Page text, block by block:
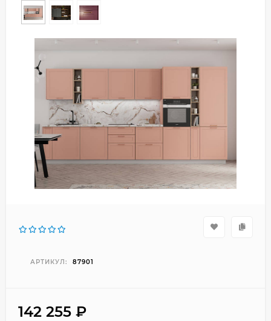
АРТИКУЛ: 87901
142 255 ₽